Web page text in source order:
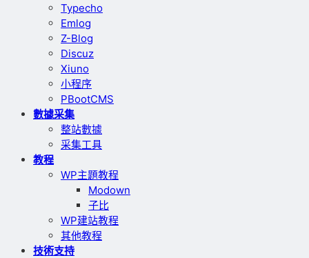
Typecho
Emlog
Z-Blog
Discuz
Xiuno
小程序
PBootCMS
數據采集
整站數據
采集工具
教程
WP主題教程
Modown
子比
WP建站教程
其他教程
技術支持